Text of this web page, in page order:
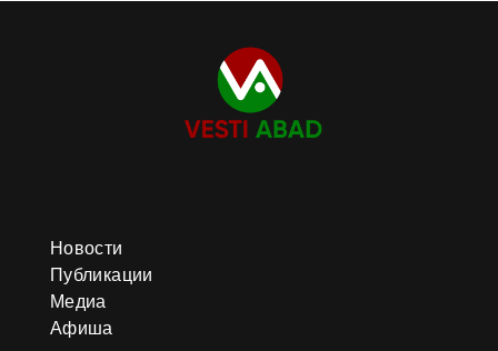
Новости
Публикации
Медиа
Афиша